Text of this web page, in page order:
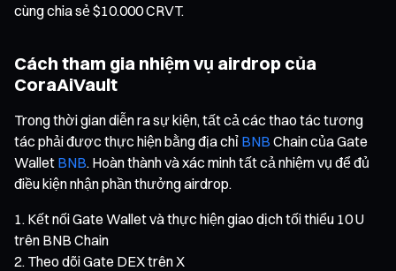
cùng chia sẻ $10.000 CRVT.
Cách tham gia nhiệm vụ airdrop của
CoraAiVault
Trong thời gian diễn ra sự kiện, tất cả các thao tác tương
tác phải được thực hiện bằng địa chỉ BNB Chain của Gate
Wallet BNB. Hoàn thành và xác minh tất cả nhiệm vụ để đủ
điều kiện nhận phần thưởng airdrop.
Kết nối Gate Wallet và thực hiện giao dịch tối thiểu 10 U
trên BNB Chain
Theo dõi Gate DEX trên X